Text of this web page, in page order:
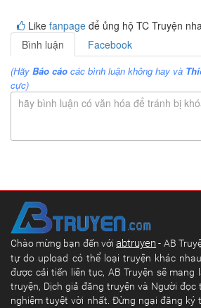
Like fanpage để ủng hộ TC Truyện
Bình luận
Facebook
(Hãy Báo cáo các bình luận không hay và
cực)
hãy bình luận có văn hóa để tránh bị
Chào mừng bạn đến vớiabtruyen- AB
tự do upload có thể loại truyện khác
được cải tiến liên tục, AB Truyện sẽ mang
truyện, Dịch giả đăng truyện và Người đọc
nghiệm tuyệt vời nhất. Đừng ngại đăng ký